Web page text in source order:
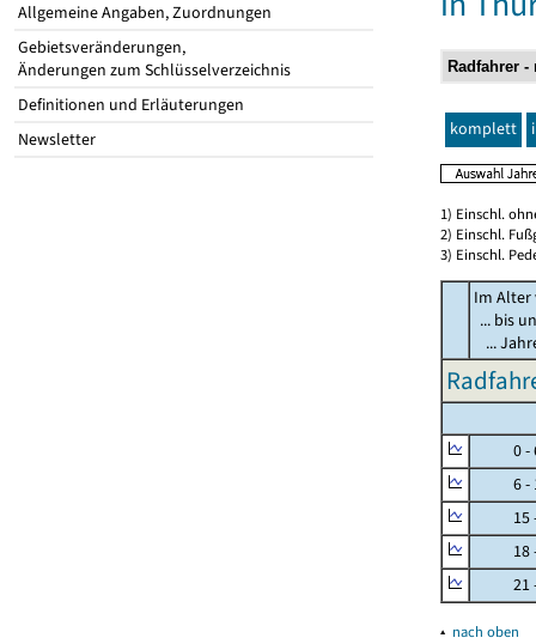
Allgemeine Angaben, Zuordnungen
Gebietsveränderungen,
Änderungen zum Schlüsselverzeichnis
Definitionen und Erläuterungen
Newsletter
komplett
1) Einschl.
2) Einschl.
3) Einschl.
Im Alter
... bis
...
0 -
6 -
15 -
18 -
21 -
▴ nach oben